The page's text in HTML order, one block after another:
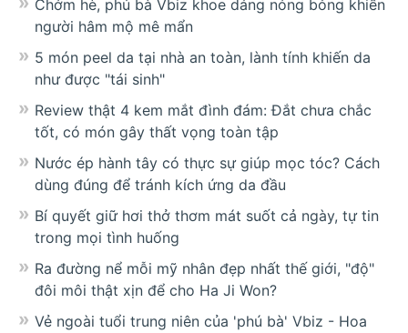
Chớm hè, phú bà Vbiz khoe dáng nóng bỏng khiến
người hâm mộ mê mẩn
5 món peel da tại nhà an toàn, lành tính khiến da
như được "tái sinh"
Review thật 4 kem mắt đình đám: Đắt chưa chắc
tốt, có món gây thất vọng toàn tập
Nước ép hành tây có thực sự giúp mọc tóc? Cách
dùng đúng để tránh kích ứng da đầu
Bí quyết giữ hơi thở thơm mát suốt cả ngày, tự tin
trong mọi tình huống
Ra đường nể mỗi mỹ nhân đẹp nhất thế giới, "độ"
đôi môi thật xịn để cho Ha Ji Won?
Vẻ ngoài tuổi trung niên của 'phú bà' Vbiz - Hoa